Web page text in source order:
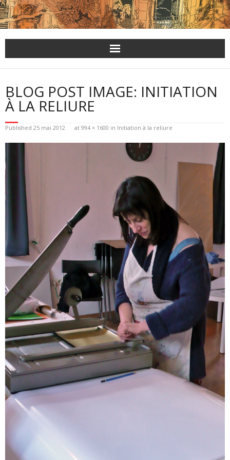
Skip
to
content
BLOG POST IMAGE: INITIATION
À LA RELIURE
Published 25 mai 2012 at 994 × 1600 in Initiation à la reliure